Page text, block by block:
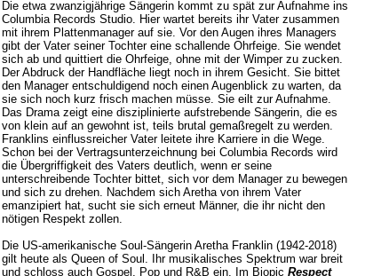
Die etwa zwanzigjährige Sängerin kommt zu spät zur Aufnahme ins
Columbia Records Studio. Hier wartet bereits ihr Vater zusammen
mit ihrem Plattenmanager auf sie. Vor den Augen ihres Managers
gibt der Vater seiner Tochter eine schallende Ohrfeige. Sie wendet
sich ab und quittiert die Ohrfeige, ohne mit der Wimper zu zucken.
Der Abdruck der Handfläche liegt noch in ihrem Gesicht. Sie bittet
den Manager entschuldigend noch einen Augenblick zu warten, da
sie sich noch kurz frisch machen müsse. Sie eilt zur Aufnahme.
Das Drama zeigt eine disziplinierte aufstrebende Sängerin, die es
von klein auf an gewohnt ist, teils brutal gemaßregelt zu werden.
Franklins einflussreicher Vater leitete ihre Karriere in die Wege.
Schon bei der Vertragsunterzeichnung bei Columbia Records wird
die Übergriffigkeit des Vaters deutlich, wenn er seine
unterschreibende Tochter bittet, sich vor dem Manager zu bewegen
und sich zu drehen. Nachdem sich Aretha von ihrem Vater
emanzipiert hat, sucht sie sich erneut Männer, die ihr nicht den
nötigen Respekt zollen.
Die US-amerikanische Soul-Sängerin Aretha Franklin (1942-2018)
gilt heute als Queen of Soul. Ihr musikalisches Spektrum war breit
und schloss auch Gospel, Pop und R&B ein. Im Biopic Respect